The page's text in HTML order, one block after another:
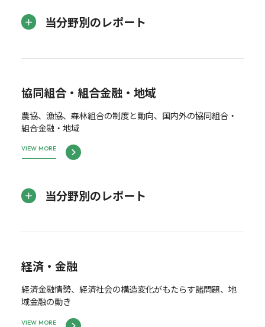
当分野別のレポート
協同組合・組合金融・地域
農協、漁協、森林組合の制度と動向、国内外の協同組合・
組合金融・地域
VIEW MORE
当分野別のレポート
経済・金融
経済金融情勢、経済社会の構造変化がもたらす諸問題、地
域金融の動き
VIEW MORE